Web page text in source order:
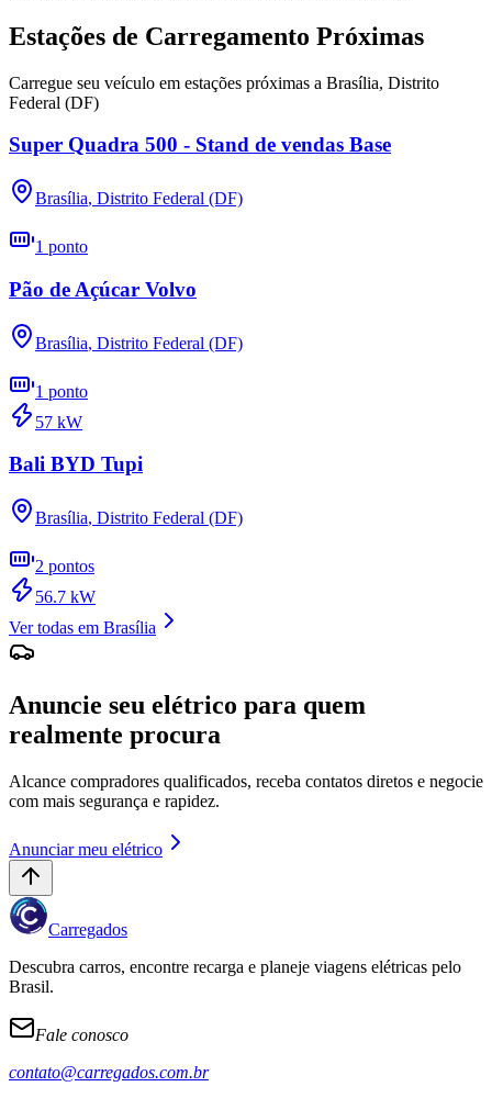
Estações de Carregamento Próximas
Carregue seu veículo em estações próximas a Brasília, Distrito
Federal (DF)
Super Quadra 500 - Stand de vendas Base
Brasília, Distrito Federal (DF)
1 ponto
Pão de Açúcar Volvo
Brasília, Distrito Federal (DF)
1 ponto
57 kW
Bali BYD Tupi
Brasília, Distrito Federal (DF)
2 pontos
56.7 kW
Ver todas em Brasília
Anuncie seu elétrico para quem
realmente procura
Alcance compradores qualificados, receba contatos diretos e negocie
com mais segurança e rapidez.
Anunciar meu elétrico
Carregados
Descubra carros, encontre recarga e planeje viagens elétricas pelo
Brasil.
Fale conosco
contato@carregados.com.br